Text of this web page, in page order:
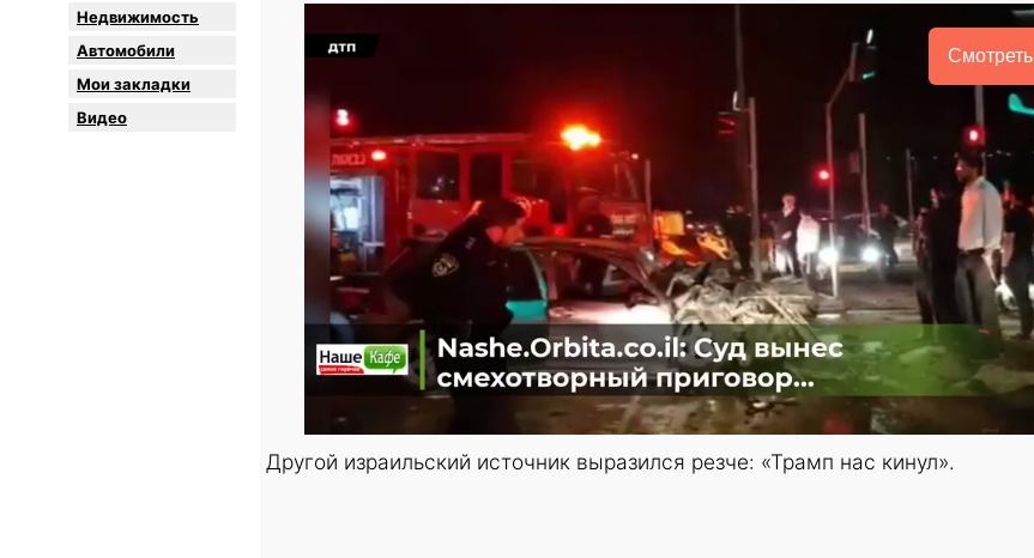
Недвижимость
Автомобили
Мои закладки
Видео
Смотреть
Другой израильский источник выразился резче: «Трамп нас кинул».